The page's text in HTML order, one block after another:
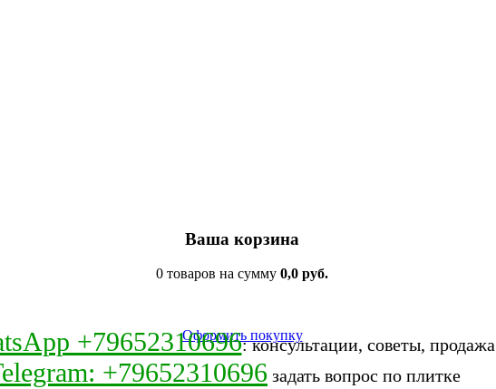
Ваша корзина
0 товаров на сумму 0,0 руб.
Оформить покупку
+79652310696: консультации, советы, продажа
+79652310696 задать вопрос по плитке